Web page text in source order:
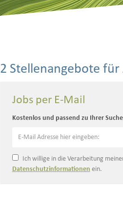
2 Stellenangebote
Jobs per E-Mail
Kostenlos und passend zu Ihrer Suche
Ich willige in die Verarbeitung
Datenschutzinformationen ein.